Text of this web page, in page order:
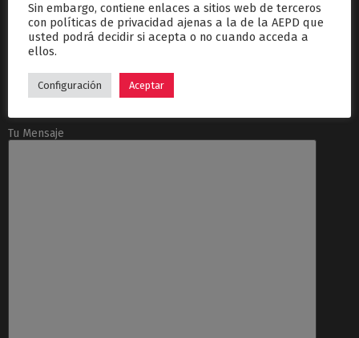
Motorización
Tu Mensaje
Sin embargo, contiene enlaces a sitios web de terceros
con políticas de privacidad ajenas a la de la AEPD que
usted podrá decidir si acepta o no cuando acceda a
ellos.
Configuración Aceptar